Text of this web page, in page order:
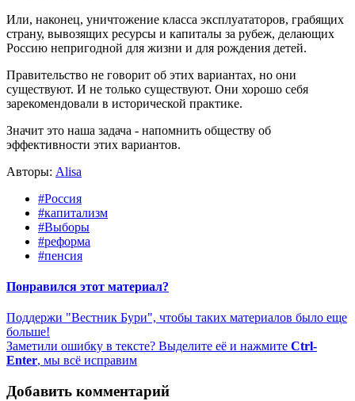
Или, наконец, уничтожение класса эксплуататоров, грабящих
страну, вывозящих ресурсы и капиталы за рубеж, делающих
Россию непригодной для жизни и для рождения детей.
Правительство не говорит об этих вариантах, но они
существуют. И не только существуют. Они хорошо себя
зарекомендовали в исторической практике.
Значит это наша задача - напомнить обществу об
эффективности этих вариантов.
Авторы: Alisa
#Россия
#капитализм
#Выборы
#реформа
#пенсия
Понравился этот материал?
Поддержи "Вестник Бури", чтобы таких материалов было еще
больше!
Заметили ошибку в тексте? Выделите её и нажмите Ctrl-
Enter, мы всё исправим
Добавить комментарий